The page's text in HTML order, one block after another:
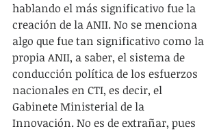
hablando el más significativo fue la
creación de la ANII. No se menciona
algo que fue tan significativo como la
propia ANII, a saber, el sistema de
conducción política de los esfuerzos
nacionales en CTI, es decir, el
Gabinete Ministerial de la
Innovación. No es de extrañar, pues